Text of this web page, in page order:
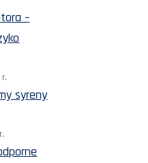
–
syreny